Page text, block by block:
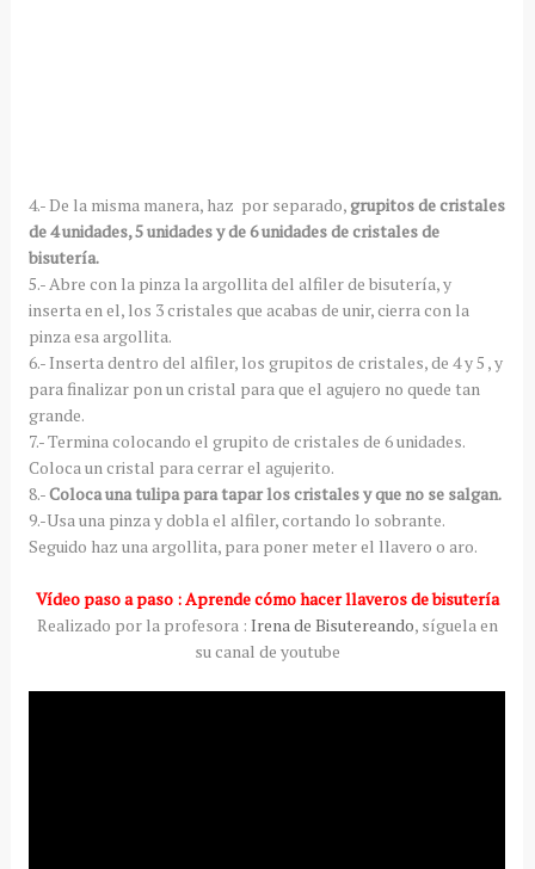
4.- De la misma manera, haz por separado,grupitos de cristales
de 4 unidades, 5 unidades y de 6 unidades de cristales de
bisutería.
5.- Abre con la pinza la argollita del alfiler de bisutería, y
inserta en el, los 3 cristales que acabas de unir, cierra con la
pinza esa argollita.
6.- Inserta dentro del alfiler, los grupitos de cristales, de 4 y 5 , y
para finalizar pon un cristal para que el agujero no quede tan
grande.
7.- Termina colocando el grupito de cristales de 6 unidades.
Coloca un cristal para cerrar el agujerito.
8.-Coloca una tulipa para tapar los cristales y que no se salgan.
9.-Usa una pinza y dobla el alfiler, cortando lo sobrante.
Seguido haz una argollita, para poner meter el llavero o aro.
Vídeo paso a paso : Aprende cómo hacer llaveros de bisutería
Realizado por la profesora : Irena de Bisutereando, síguela en
su canal de youtube